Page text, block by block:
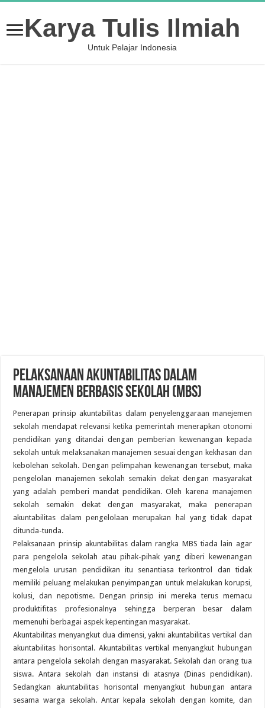
Karya Tulis Ilmiah
Untuk Pelajar Indonesia
PELAKSANAAN AKUNTABILITAS DALAM
MANAJEMEN BERBASIS SEKOLAH (MBS)
Penerapan prinsip akuntabilitas dalam penyelenggaraan manejemen
sekolah mendapat relevansi ketika pemerintah menerapkan otonomi
pendidikan yang ditandai dengan pemberian kewenangan kepada
sekolah untuk melaksanakan manajemen sesuai dengan kekhasan dan
kebolehan sekolah. Dengan pelimpahan kewenangan tersebut, maka
pengelolan manajemen sekolah semakin dekat dengan masyarakat
yang adalah pemberi mandat pendidikan. Oleh karena manajemen
sekolah semakin dekat dengan masyarakat, maka penerapan
akuntabilitas dalam pengelolaan merupakan hal yang tidak dapat
ditunda-tunda.
Pelaksanaan prinsip akuntabilitas dalam rangka MBS tiada lain agar
para pengelola sekolah atau pihak-pihak yang diberi kewenangan
mengelola urusan pendidikan itu senantiasa terkontrol dan tidak
memiliki peluang melakukan penyimpangan untuk melakukan korupsi,
kolusi, dan nepotisme. Dengan prinsip ini mereka terus memacu
produktifitas profesionalnya sehingga berperan besar dalam
memenuhi berbagai aspek kepentingan masyarakat.
Akuntabilitas menyangkut dua dimensi, yakni akuntabilitas vertikal dan
akuntabilitas horisontal. Akuntabilitas vertikal menyangkut hubungan
antara pengelola sekolah dengan masyarakat. Sekolah dan orang tua
siswa. Antara sekolah dan instansi di atasnya (Dinas pendidikan).
Sedangkan akuntabilitas horisontal menyangkut hubungan antara
sesama warga sekolah. Antar kepala sekolah dengan komite, dan